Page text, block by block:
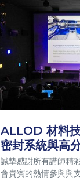
ALLOD 材料
密封系統與高
誠摯感謝所有講師精
會貴賓的熱情參與與